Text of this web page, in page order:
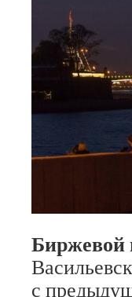
Биржевой
с